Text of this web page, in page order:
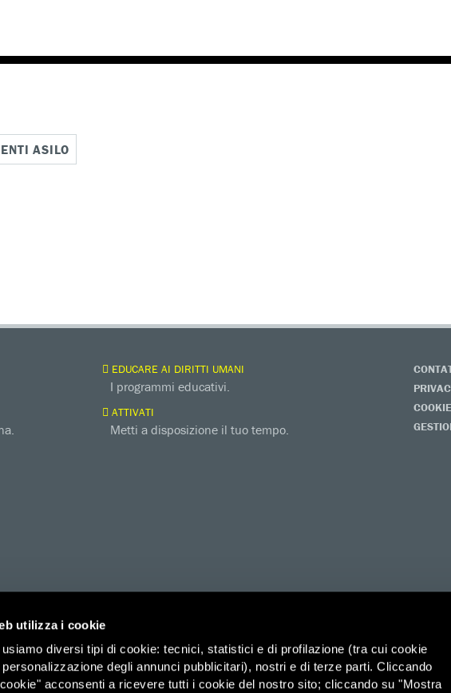
utilizza i cookie
diversi tipi di cookie: tecnici, statistici e di profilazione (tra cui cookie
degli annunci pubblicitari), nostri e di terze parti. Cliccando
acconsenti a ricevere tutti i cookie del nostro sito; cliccando su "Mostra
ASILO
EDUCARE AI DIRITTI UMANI
I programmi educativi.
ATTIVATI
Metti a disposizione il tuo tempo.
Via Ludovico di Savoia 2b (Spazio 3M) – 00185 Roma, Organizzazione di Volontariato